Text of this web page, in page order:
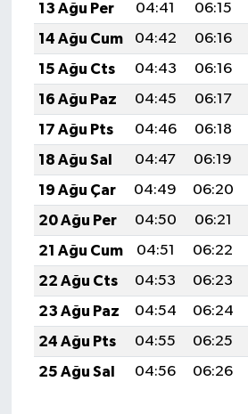
13 Ağu Per
04:41 06:15
14 Ağu Cum
04:42 06:16
15 Ağu Cts
04:43 06:16
16 Ağu Paz
04:45 06:17
17 Ağu Pts
04:46 06:18
18 Ağu Sal
04:47 06:19
19 Ağu Çar
04:49 06:20
20 Ağu Per
04:50 06:21
21 Ağu Cum
04:51 06:22
22 Ağu Cts
04:53 06:23
23 Ağu Paz
04:54 06:24
24 Ağu Pts
04:55 06:25
25 Ağu Sal
04:56 06:26